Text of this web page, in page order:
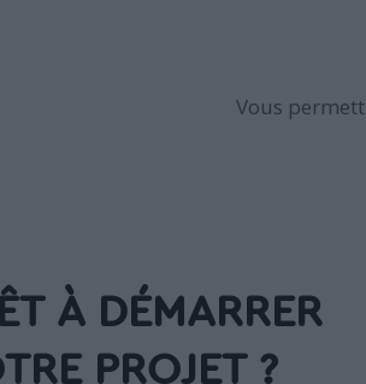
Vous
À DÉMARRER
PROJET ?